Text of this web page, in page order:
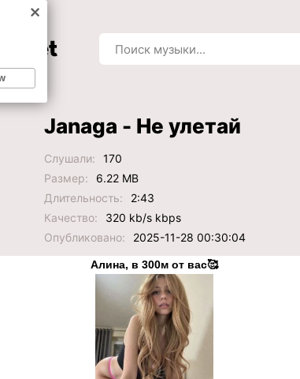
Janaga - Не улетай
Слушали:
170
Размер:
6.22 MB
Длительность:
2:43
Качество:
320 kb/s kbps
Опубликовано:
2025-11-28 00:30:04
Алина, в 300м от вас🥰